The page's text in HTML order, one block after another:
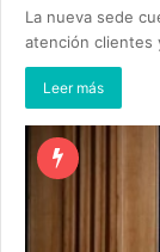
La nueva sede
atención clientes
Leer más